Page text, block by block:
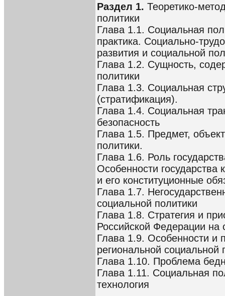
Раздел 1. Теоретико-
политики
Глава 1.1. Социальная
практика. Социально-
развития и социальной
Глава 1.2. Сущность,
политики
Глава 1.3. Социальная
(стратификация).
Глава 1.4. Социальная
безопасность
Глава 1.5. Предмет,
политики.
Глава 1.6. Роль
Особенности государства
и его конституционные
Глава 1.7.
социальной политики
Глава 1.8. Стратегия и
Российской Федерации на
Глава 1.9. Особенности и
региональной социальной
Глава 1.10. Проблема
Глава 1.11. Социальная
технология